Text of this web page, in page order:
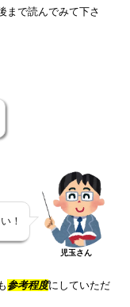
まで読んでみて下さ
！
児玉さん
参考程度にしていただ